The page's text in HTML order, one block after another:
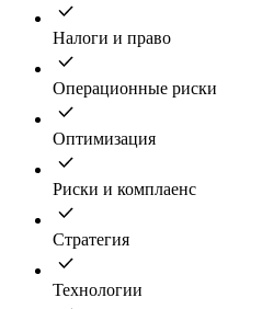
Налоги и право
Операционные риски
Оптимизация
Риски и комплаенс
Стратегия
Технологии